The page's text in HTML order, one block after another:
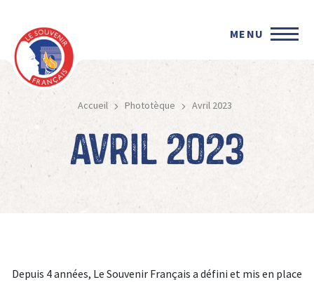
MENU
Accueil Phototèque Avril 2023
Avril 2023
Depuis 4 années, Le Souvenir Français a défini et mis en place